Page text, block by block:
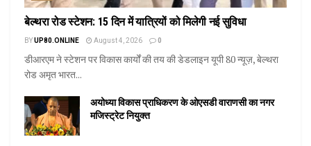
बेल्थरा रोड स्टेशन: 15 दिन में यात्रियों को मिलेगी नई सुविधा
BYUP80.ONLINE August 4, 2026 0
डीआरएम ने स्टेशन पर विकास कार्यों की तय की डेडलाइन यूपी 80 न्यूज़, बेल्थरा
रोड अमृत भारत...
अयोध्या विकास प्राधिकरण के ओएसडी वाराणसी का नगर
मजिस्ट्रेट नियुक्त